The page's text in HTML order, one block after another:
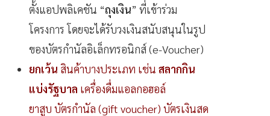
ตั้งแอปพลิเคชัน “ถุงเงิน” ที่เข้าร่วม
โครงการ โดยจะได้รับวงเงินสนับสนุนในรูป
ของบัตรกำนัลอิเล็กทรอนิกส์ (e-Voucher)
ยกเว้น สินค้าบางประเภท เช่น สลากกิน
แบ่งรัฐบาล เครื่องดื่มแอลกอฮอล์
ยาสูบ บัตรกำนัล (gift voucher) บัตรเงินสด